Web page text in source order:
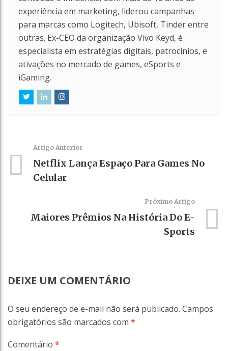
experiência em marketing, liderou campanhas
para marcas como Logitech, Ubisoft, Tinder entre
outras. Ex-CEO da organização Vivo Keyd, é
especialista em estratégias digitais, patrocínios, e
ativações no mercado de games, eSports e
iGaming.
Artigo Anterior
Netflix Lança Espaço Para Games No
Celular
Próximo Artigo
Maiores Prêmios Na História Do E-
Sports
DEIXE UM COMENTÁRIO
O seu endereço de e-mail não será publicado. Campos
obrigatórios são marcados com *
Comentário *